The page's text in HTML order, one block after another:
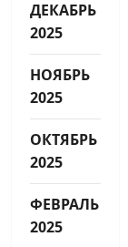
ДЕКАБРЬ
2025
НОЯБРЬ
2025
ОКТЯБРЬ
2025
ФЕВРАЛЬ
2025